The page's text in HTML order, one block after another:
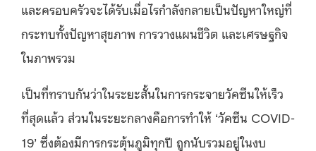
และครอบครัวจะได้รับเมื่อไรกำลังกลายเป็นปัญหาใหญ่ที่
กระทบทั้งปัญหาสุขภาพ การวางแผนชีวิต และเศรษฐกิจ
ในภาพรวม
เป็นที่ทราบกันว่าในระยะสั้นในการกระจายวัคซีนให้เร็ว
ที่สุดแล้ว ส่วนในระยะกลางคือการทำให้ ‘วัคซีน COVID-
19’ ซึ่งต้องมีการกระตุ้นภูมิทุกปี ถูกนับรวมอยู่ในงบ